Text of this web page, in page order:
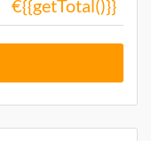
€{{getTotal()}}